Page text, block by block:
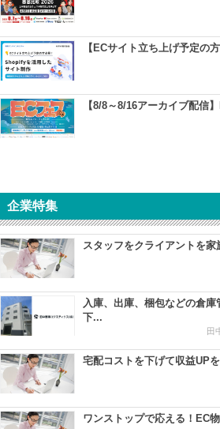
【ECサイト立ち上げ予定の
【8/8～8/16アーカイブ配信
企業特集
スタッフをクライアントを
入庫、出庫、梱包などの倉
下...
田
宅配コストを下げて収益UP
ワンストップで応える！EC